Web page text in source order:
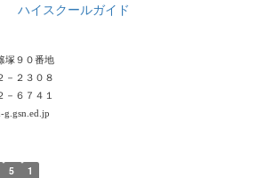
ハイスクールガイド
９０番地
－２３０８
６７４１
5 1